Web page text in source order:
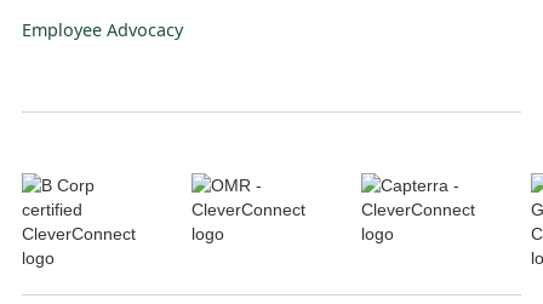
Employee Advocacy